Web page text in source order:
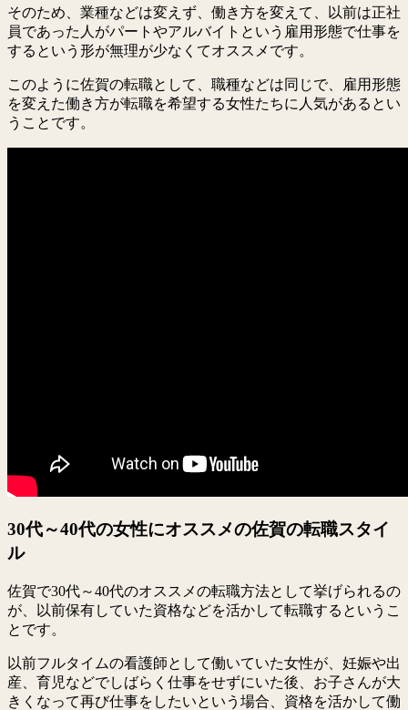
そのため、業種などは変えず、働き方を変えて、以前は正社
員であった人がパートやアルバイトという雇用形態で仕事を
するという形が無理が少なくてオススメです。
このように佐賀の転職として、職種などは同じで、雇用形態
を変えた働き方が転職を希望する女性たちに人気があるとい
うことです。
30代～40代の女性にオススメの佐賀の転職スタイ
ル
佐賀で30代～40代のオススメの転職方法として挙げられるの
が、以前保有していた資格などを活かして転職するというこ
とです。
以前フルタイムの看護師として働いていた女性が、妊娠や出
産、育児などでしばらく仕事をせずにいた後、お子さんが大
きくなって再び仕事をしたいという場合、資格を活かして働